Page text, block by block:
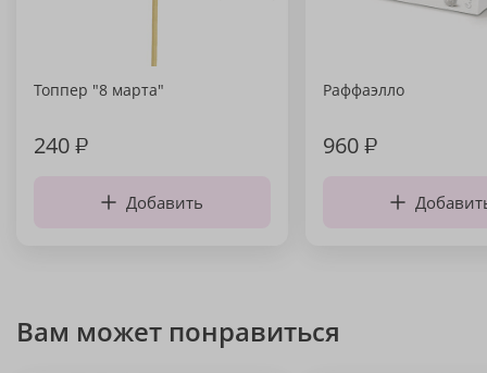
Топпер "8 марта"
240₽
Добавить
Раффаэлло
960₽
Вам может понравиться